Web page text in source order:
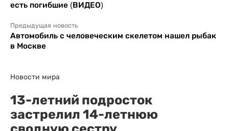
есть погибшие (ВИДЕО)
Предыдущая новость
Автомобиль с человеческим скелетом нашел рыбак
в Москве
Новости мира
13-летний подросток
застрелил 14-летнюю